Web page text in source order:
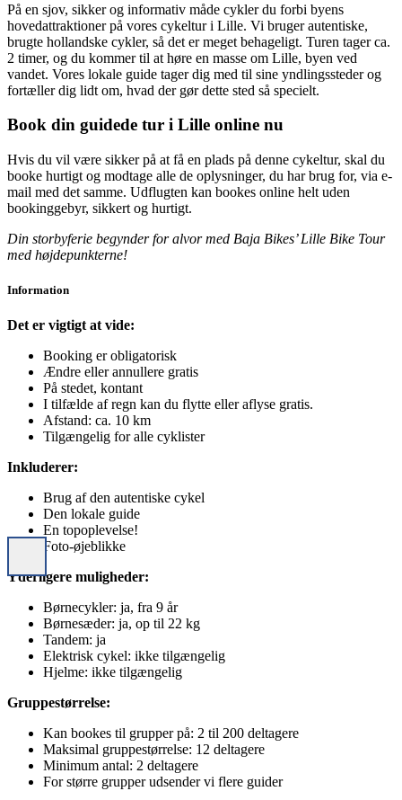
På en sjov, sikker og informativ måde cykler du forbi byens
hovedattraktioner på vores cykeltur i Lille. Vi bruger autentiske,
brugte hollandske cykler, så det er meget behageligt. Turen tager ca.
2 timer, og du kommer til at høre en masse om Lille, byen ved
vandet. Vores lokale guide tager dig med til sine yndlingssteder og
fortæller dig lidt om, hvad der gør dette sted så specielt.
Book din guidede tur i Lille online nu
Hvis du vil være sikker på at få en plads på denne cykeltur, skal du
booke hurtigt og modtage alle de oplysninger, du har brug for, via e-
mail med det samme. Udflugten kan bookes online helt uden
bookinggebyr, sikkert og hurtigt.
Din storbyferie begynder for alvor med Baja Bikes’ Lille Bike Tour
med højdepunkterne!
Information
Det er vigtigt at vide:
Booking er obligatorisk
Ændre eller annullere gratis
På stedet, kontant
I tilfælde af regn kan du flytte eller aflyse gratis.
Afstand: ca. 10 km
Tilgængelig for alle cyklister
Inkluderer:
Brug af den autentiske cykel
Den lokale guide
En topoplevelse!
Foto-øjeblikke
Yderligere muligheder:
Børnecykler: ja, fra 9 år
Børnesæder: ja, op til 22 kg
Tandem: ja
Elektrisk cykel: ikke tilgængelig
Hjelme: ikke tilgængelig
Gruppestørrelse:
Kan bookes til grupper på: 2 til 200 deltagere
Maksimal gruppestørrelse: 12 deltagere
Minimum antal: 2 deltagere
For større grupper udsender vi flere guider